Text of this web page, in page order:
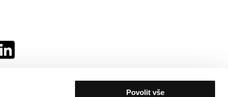
Povolit vše